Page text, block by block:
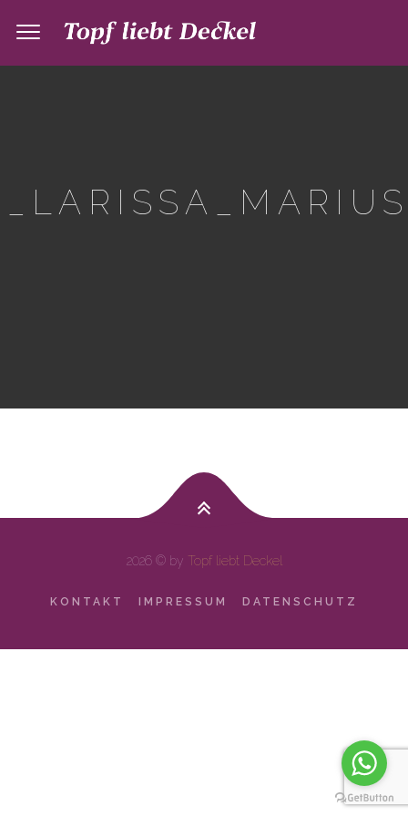
2026 © by Topf liebt Deckel
KONTAKT IMPRESSUM DATENSCHUTZ